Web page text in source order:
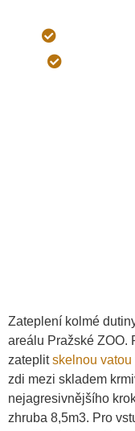
Zateplení kolmé
areálu Pražské ZOO.
zateplitskelnou vatou
zdi mezi skladem
nejagresivnějšího
zhruba 8,5m3. Pro